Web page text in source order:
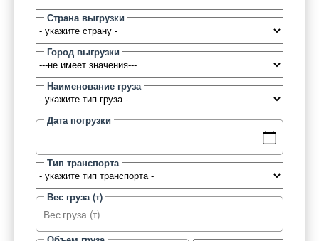
Язык:Страна выгрузки
Город выгрузки
Наименование груза
Дата погрузки
Тип транспорта
Вес груза (т)